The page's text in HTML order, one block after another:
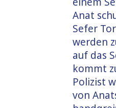
Anat
Sefer
werden
auf das
kommt
Polizist
von